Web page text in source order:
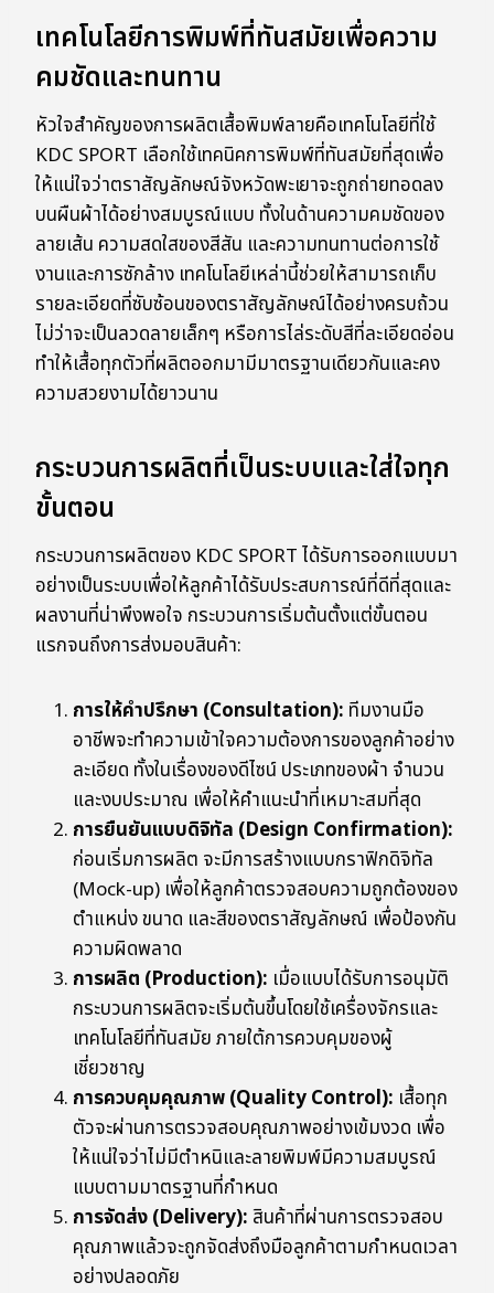
เทคโนโลยีการพิมพ์ที่ทันสมัยเพื่อความ
คมชัดและทนทาน
หัวใจสำคัญของการผลิตเสื้อพิมพ์ลายคือเทคโนโลยีที่ใช้
KDC SPORT เลือกใช้เทคนิคการพิมพ์ที่ทันสมัยที่สุดเพื่อ
ให้แน่ใจว่าตราสัญลักษณ์จังหวัดพะเยาจะถูกถ่ายทอดลง
บนผืนผ้าได้อย่างสมบูรณ์แบบ ทั้งในด้านความคมชัดของ
ลายเส้น ความสดใสของสีสัน และความทนทานต่อการใช้
งานและการซักล้าง เทคโนโลยีเหล่านี้ช่วยให้สามารถเก็บ
รายละเอียดที่ซับซ้อนของตราสัญลักษณ์ได้อย่างครบถ้วน
ไม่ว่าจะเป็นลวดลายเล็กๆ หรือการไล่ระดับสีที่ละเอียดอ่อน
ทำให้เสื้อทุกตัวที่ผลิตออกมามีมาตรฐานเดียวกันและคง
ความสวยงามได้ยาวนาน
กระบวนการผลิตที่เป็นระบบและใส่ใจทุก
ขั้นตอน
กระบวนการผลิตของ KDC SPORT ได้รับการออกแบบมา
อย่างเป็นระบบเพื่อให้ลูกค้าได้รับประสบการณ์ที่ดีที่สุดและ
ผลงานที่น่าพึงพอใจ กระบวนการเริ่มต้นตั้งแต่ขั้นตอน
แรกจนถึงการส่งมอบสินค้า:
การให้คำปรึกษา (Consultation): ทีมงานมือ
อาชีพจะทำความเข้าใจความต้องการของลูกค้าอย่าง
ละเอียด ทั้งในเรื่องของดีไซน์ ประเภทของผ้า จำนวน
และงบประมาณ เพื่อให้คำแนะนำที่เหมาะสมที่สุด
การยืนยันแบบดิจิทัล (Design Confirmation):
ก่อนเริ่มการผลิต จะมีการสร้างแบบกราฟิกดิจิทัล
(Mock-up) เพื่อให้ลูกค้าตรวจสอบความถูกต้องของ
ตำแหน่ง ขนาด และสีของตราสัญลักษณ์ เพื่อป้องกัน
ความผิดพลาด
การผลิต (Production): เมื่อแบบได้รับการอนุมัติ
กระบวนการผลิตจะเริ่มต้นขึ้นโดยใช้เครื่องจักรและ
เทคโนโลยีที่ทันสมัย ภายใต้การควบคุมของผู้
เชี่ยวชาญ
การควบคุมคุณภาพ (Quality Control): เสื้อทุก
ตัวจะผ่านการตรวจสอบคุณภาพอย่างเข้มงวด เพื่อ
ให้แน่ใจว่าไม่มีตำหนิและลายพิมพ์มีความสมบูรณ์
แบบตามมาตรฐานที่กำหนด
การจัดส่ง (Delivery):สินค้าที่ผ่านการตรวจสอบ
คุณภาพแล้วจะถูกจัดส่งถึงมือลูกค้าตามกำหนดเวลา
อย่างปลอดภัย